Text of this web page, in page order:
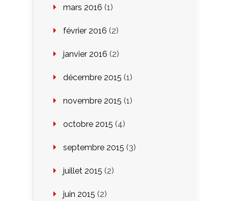
mars 2016 (1)
février 2016 (2)
janvier 2016 (2)
décembre 2015 (1)
novembre 2015 (1)
octobre 2015 (4)
septembre 2015 (3)
juillet 2015 (2)
juin 2015 (2)